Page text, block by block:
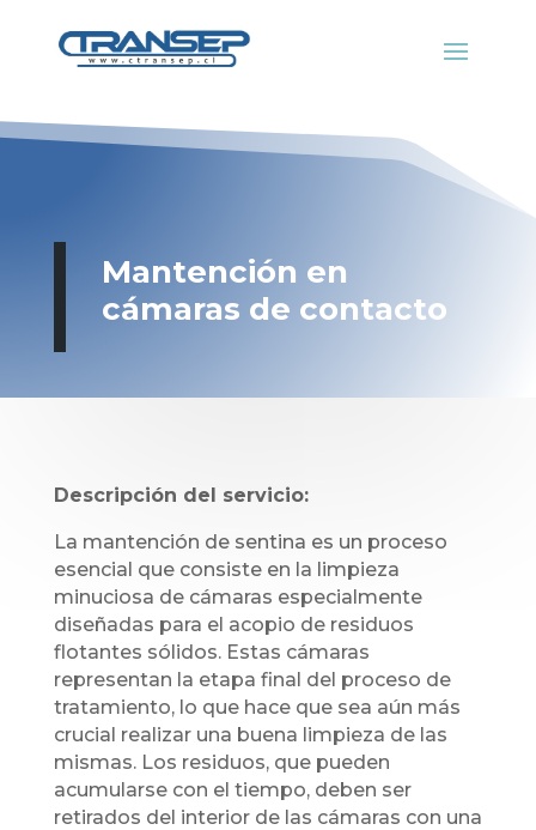
Mantención en
cámaras de contacto
Descripción del servicio:
La mantención de sentina es un proceso
esencial que consiste en la limpieza
minuciosa de cámaras especialmente
diseñadas para el acopio de residuos
flotantes sólidos. Estas cámaras
representan la etapa final del proceso de
tratamiento, lo que hace que sea aún más
crucial realizar una buena limpieza de las
mismas. Los residuos, que pueden
acumularse con el tiempo, deben ser
retirados del interior de las cámaras con una